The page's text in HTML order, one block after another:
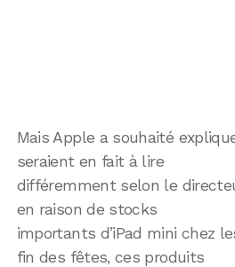
Mais Apple a souhaité
seraient en fait à lire
différemment selon le
en raison de stocks
importants d’iPad mini chez
fin des fêtes, ces produits